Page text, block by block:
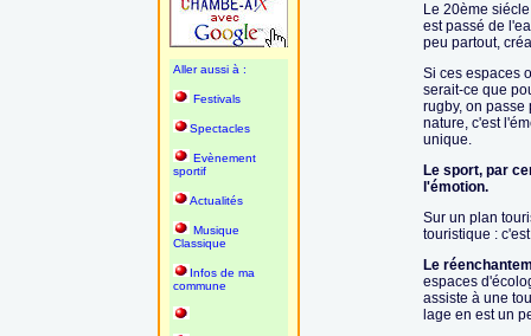
Aller aussi à :
Festivals
Spectacles
Evènement
sportif
Actualités
Musique
Classique
Infos de ma
commune
Le 20ème
est passé de
peu partout,
Si ces espaces
serait-ce que
rugby, on passe
nature, c'est
unique.
Le sport, par
l'émotion.
Sur un plan
touristique :
Le
espaces
assiste à une
lage en est un